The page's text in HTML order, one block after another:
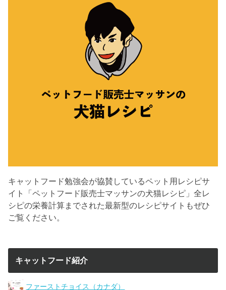
キャットフード勉強会が協賛しているペット用レシピサ
イト「ペットフード販売士マッサンの犬猫レシピ」全レ
シピの栄養計算までされた最新型のレシピサイトもぜひ
ご覧ください。
キャットフード紹介
ファーストチョイス（カナダ）